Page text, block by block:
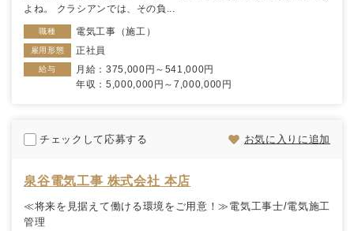
よね。 クラシアンでは、その負...
職種 電気工事（施工）
雇用形態 正社員
給与
月給：375,000円～541,000円
年収：5,000,000円～7,000,000円
チェックして応募する お気に入りに追加
泉谷電気工事 株式会社 本店
≪将来を見据えて働ける環境をご用意！≫電気工事士/電気施工
管理